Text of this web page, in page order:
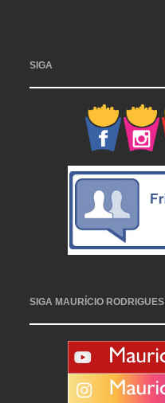
SIGA
SIGA MAURÍCIO RODRIGUES